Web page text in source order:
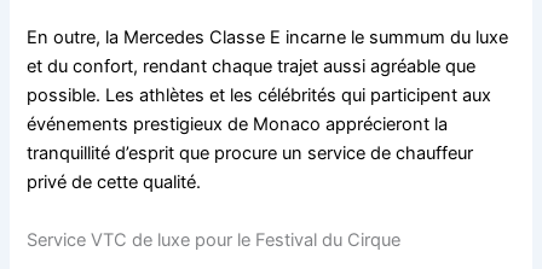
En outre, la Mercedes Classe E incarne le summum du luxe
et du confort, rendant chaque trajet aussi agréable que
possible. Les athlètes et les célébrités qui participent aux
événements prestigieux de Monaco apprécieront la
tranquillité d’esprit que procure un service de chauffeur
privé de cette qualité.
Service VTC de luxe pour le Festival du Cirque